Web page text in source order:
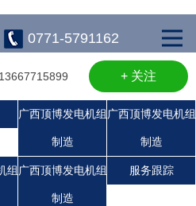
0771-5791162
+ 关注
广西顶博发电机组
制造
广西顶博发电机组
制造
组广西顶博发电机组
制造
服务跟踪
发电机组
发电机组
发电机组
发电机组
明斯广西顶博发电机组制造
组制造:上柴发电机组
组制造:玉柴发电机组